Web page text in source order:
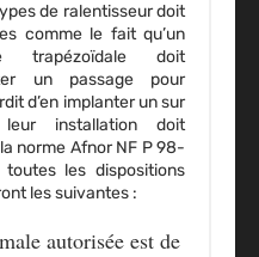
de ralentisseur doit
comme le fait qu’un
trapézoïdale doit
un passage pour
d’en implanter un sur
installation doit
norme AfnorNF P 98-
les dispositions
les suivantes :
autorisée est de